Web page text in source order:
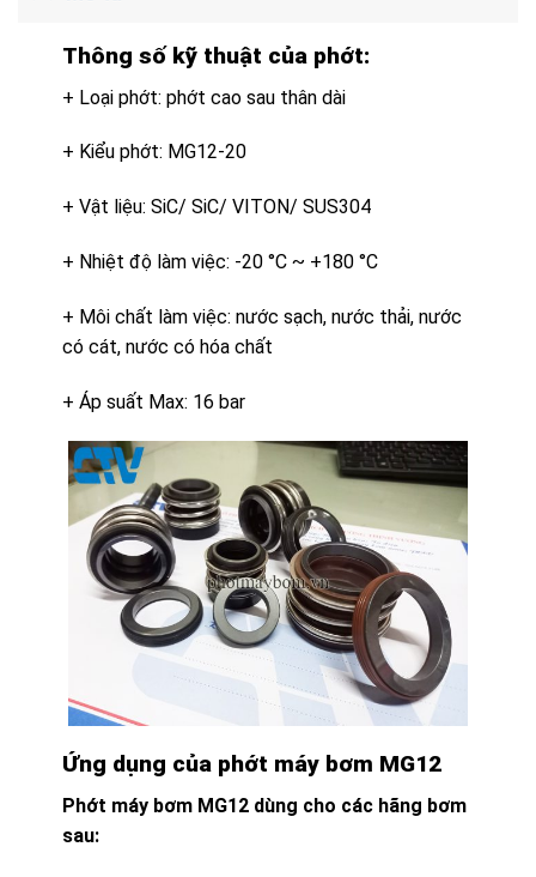
Thông số kỹ thuật của phớt:
+ Loại phớt: phớt cao sau thân dài
+ Kiểu phớt: MG12-20
+ Vật liệu: SiC/ SiC/ VITON/ SUS304
+ Nhiệt độ làm việc: -20 °C ~ +180 °C
+ Môi chất làm việc: nước sạch, nước thải, nước
có cát, nước có hóa chất
+ Áp suất Max: 16 bar
Ứng dụng của phớt máy bơm MG12
Phớt máy bơm MG12 dùng cho các hãng bơm
sau: